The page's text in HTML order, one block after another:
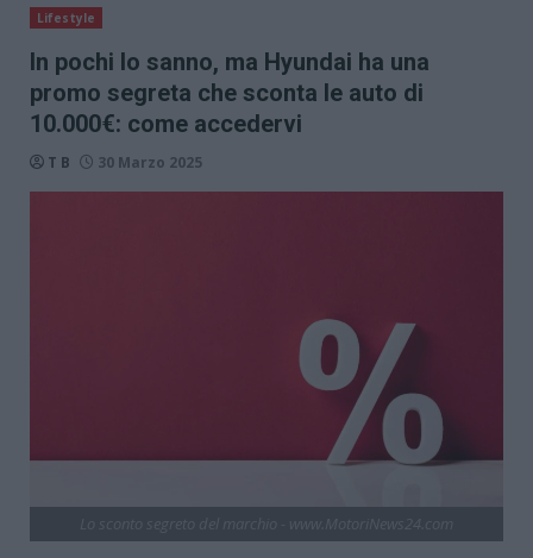
Lifestyle
In pochi lo sanno, ma Hyundai ha una
promo segreta che sconta le auto di
10.000€: come accedervi
T B 30 Marzo 2025